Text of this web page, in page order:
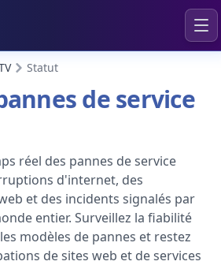
Statut
de service
réel des pannes de service
d'internet, des
et des incidents signalés par
entier. Surveillez la fiabilité
modèles de pannes et restez
de sites web et de services